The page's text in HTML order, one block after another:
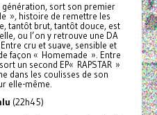
sort son premier
», histoire de remettre les
tantôt brut, tantôt douce, est
ou l’on y retrouve une DA
cru et suave, sensible et
façon « Homemade ». Entre
un second EP« RAPSTAR »
dans les coulisses de son
elle-même.
(22h45)